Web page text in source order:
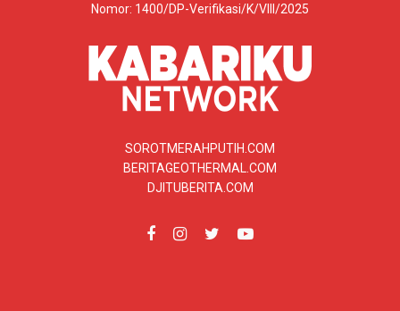
Nomor: 1400/DP-Verifikasi/K/VIII/2025
SOROTMERAHPUTIH.COM
BERITAGEOTHERMAL.COM
DJITUBERITA.COM